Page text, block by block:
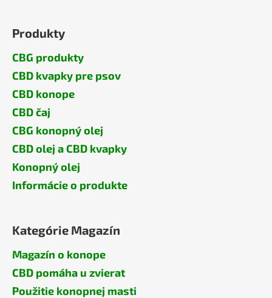
Produkty
CBG produkty
CBD kvapky pre psov
CBD konope
CBD čaj
CBG konopný olej
CBD olej a CBD kvapky
Konopný olej
Informácie o produkte
Kategórie Magazín
Magazín o konope
CBD pomáha u zvierat
Použitie konopnej masti